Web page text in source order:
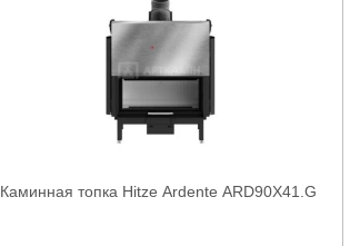
Каминная топка Hitze Ardente ARD90X41.G